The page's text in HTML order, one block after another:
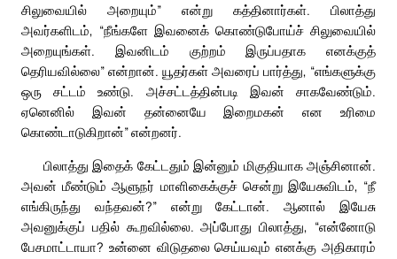
சிலுவையில் அறையும்” என்று கத்தினார்கள். பிலாத்து
அவர்களிடம், “நீங்களே இவனைக் கொண்டுபோய்ச் சிலுவையில்
அறையுங்கள். இவனிடம் குற்றம் இருப்பதாக எனக்குத்
தெரியவில்லை” என்றான். யூதர்கள் அவரைப் பார்த்து, “எங்களுக்கு
ஒரு சட்டம் உண்டு. அச்சட்டத்தின்படி இவன் சாகவேண்டும்.
ஏனெனில் இவன் தன்னையே இறைமகன் என உரிமை
கொண்டாடுகிறான்” என்றனர்.
பிலாத்து இதைக் கேட்டதும் இன்னும் மிகுதியாக அஞ்சினான்.
அவன் மீண்டும் ஆளுநர் மாளிகைக்குச் சென்று இயேசுவிடம், “நீ
எங்கிருந்து வந்தவன்?” என்று கேட்டான். ஆனால் இயேசு
அவனுக்குப் பதில் கூறவில்லை. அப்போது பிலாத்து, “என்னோடு
பேசமாட்டாயா? உன்னை விடுதலை செய்யவும் எனக்கு அதிகாரம்